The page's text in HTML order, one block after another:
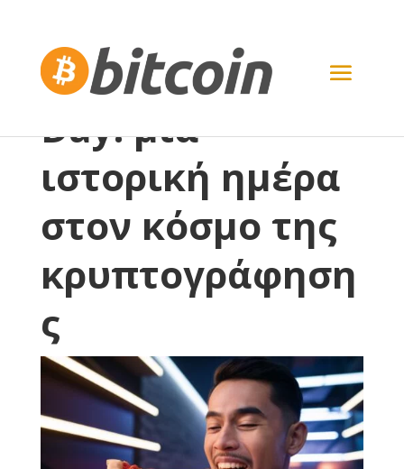
Bitcoin Pizza
Day: μια
ιστορική ημέρα
στον κόσμο της
κρυπτογράφηση
ς